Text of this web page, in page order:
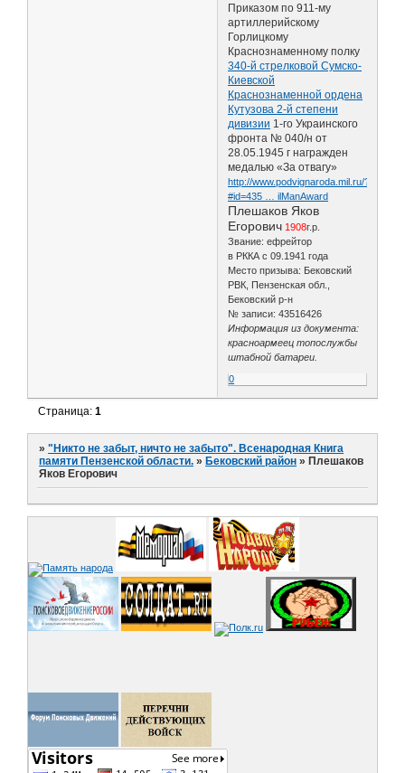
Приказом по 911-му
артиллерийскому
Горлицкому
Краснознаменному полку
340-й стрелковой Сумско-
Киевской
Краснознаменной ордена
Кутузова 2-й степени
дивизии 1-го Украинского
фронта № 040/н от
28.05.1945 г награжден
медалью «За отвагу»
http://www.podvignaroda.mil.ru/?
#id=435 … ilManAward
Плешаков Яков
Егорович 1908г.р.
Звание: ефрейтор
в РККА с 09.1941 года
Место призыва: Бековский
РВК, Пензенская обл.,
Бековский р-н
№ записи: 43516426
Информация из документа:
красноармеец топослужбы
штабной батареи.
0
Страница:1
»"Никто не забыт, ничто не забыто". Всенародная Книга
памяти Пензенской области. » Бековский район » Плешаков
Яков Егорович